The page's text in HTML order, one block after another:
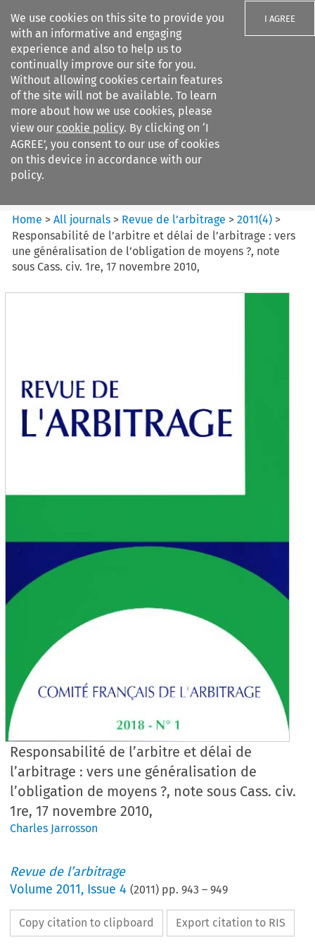
We use cookies on this site to provide you
with an informative and engaging
experience and also to help us to
continually improve our site for you.
Without allowing cookies certain features
of the site will not be available. To learn
more about how we use cookies, please
view our cookie policy. By clicking on ‘I
AGREE’, you consent to our use of cookies
on this device in accordance with our
policy.
I AGREE
Search filters
Revue de
l%E2%80%99arbitrage
Home >All journals > Revue de l’arbitrage >2011(4) >
Responsabilité de l’arbitre et délai de l’arbitrage : vers
une généralisation de l’obligation de moyens ?, note
sous Cass. civ. 1re, 17 novembre 2010,
Responsabilité de l’arbitre et délai de
l’arbitrage : vers une généralisation de
l’obligation de moyens ?, note sous Cass. civ.
1re, 17 novembre 2010,
Charles Jarrosson
Revue de l’arbitrage
Volume2011, Issue 4 (2011) pp.943 –949
Copy citation to clipboard Export citation to RIS